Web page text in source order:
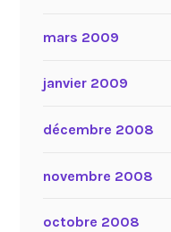
mars 2009
janvier 2009
décembre 2008
novembre 2008
octobre 2008